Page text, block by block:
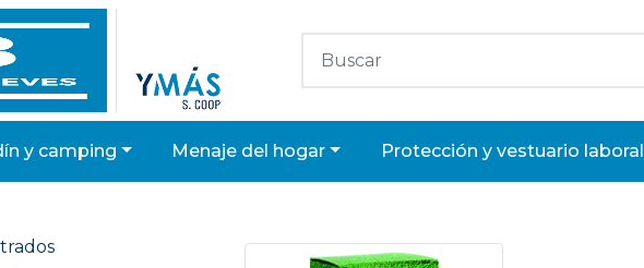
y camping menaje del hogar protección y vestuario laboral